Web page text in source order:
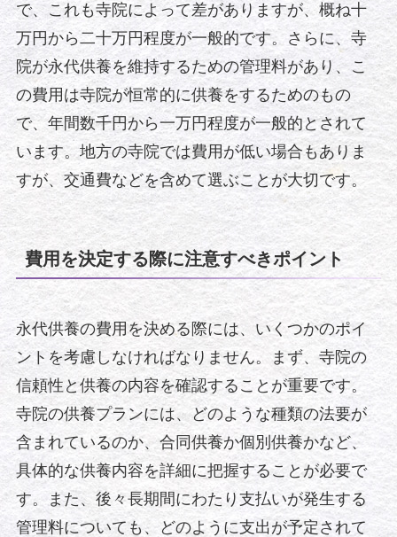
で、これも寺院によって差がありますが、概ね十
万円から二十万円程度が一般的です。さらに、寺
院が永代供養を維持するための管理料があり、こ
の費用は寺院が恒常的に供養をするためのもの
で、年間数千円から一万円程度が一般的とされて
います。地方の寺院では費用が低い場合もありま
すが、交通費などを含めて選ぶことが大切です。
費用を決定する際に注意すべきポイント
永代供養の費用を決める際には、いくつかのポイ
ントを考慮しなければなりません。まず、寺院の
信頼性と供養の内容を確認することが重要です。
寺院の供養プランには、どのような種類の法要が
含まれているのか、合同供養か個別供養かなど、
具体的な供養内容を詳細に把握することが必要で
す。また、後々長期間にわたり支払いが発生する
管理料についても、どのように支出が予定されて